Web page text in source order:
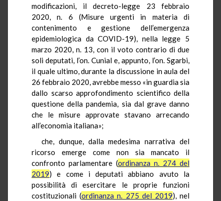
modificazioni, il decreto-legge 23 febbraio
2020, n. 6 (Misure urgenti in materia di
contenimento e gestione dell’emergenza
epidemiologica da COVID-19), nella legge 5
marzo 2020, n. 13, con il voto contrario di due
soli deputati, l’on. Cunial e, appunto, l’on. Sgarbi,
il quale ultimo, durante la discussione in aula del
26 febbraio 2020, avrebbe messo «in guardia sia
dallo scarso approfondimento scientifico della
questione della pandemia, sia dal grave danno
che le misure approvate stavano arrecando
all’economia italiana»;
che, dunque, dalla medesima narrativa del
ricorso emerge come non sia mancato il
confronto parlamentare (ordinanza n. 274 del
2019) e come i deputati abbiano avuto la
possibilità di esercitare le proprie funzioni
costituzionali (ordinanza n. 275 del 2019), nel